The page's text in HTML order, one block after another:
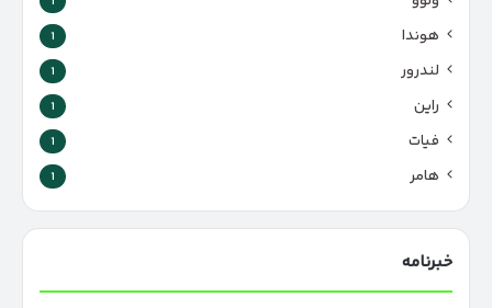
هوندا 1
لندرور 1
راین 1
فیات 1
هامر 1
خبرنامه